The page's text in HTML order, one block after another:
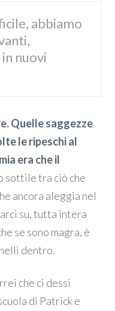
abbiamo
nuovi
Quelle saggezze
le ripeschi al
era che il
sottile tra ciò che
ancora aleggia nel
su, tutta intera
se sono magra, è
dentro.
che ci dessi
di Patrick e